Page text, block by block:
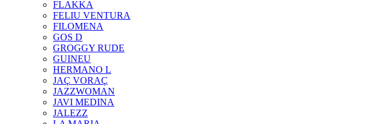
FLAKKA
FELIU VENTURA
FILOMENA
GOS D
GROGGY RUDE
GUINEU
HERMANO L
JAÇ VORAÇ
JAZZWOMAN
JAVI MEDINA
JALEZZ